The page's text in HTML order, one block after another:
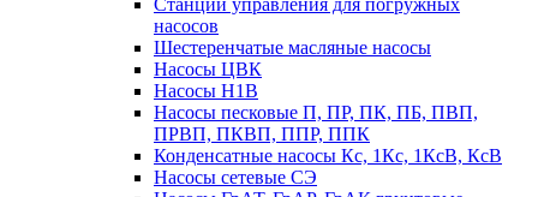
Станции управления для погружных
насосов
Шестеренчатые масляные насосы
Насосы ЦВК
Насосы Н1В
Насосы песковые П, ПР, ПК, ПБ, ПВП,
ПРВП, ПКВП, ППР, ППК
Конденсатные насосы Кс, 1Кс, 1КсВ, КсВ
Насосы сетевые СЭ